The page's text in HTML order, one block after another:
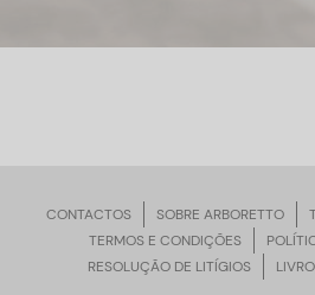
CONTACTOS SOBRE ARBORETTO
TERMOS E CONDIÇÕES
RESOLUÇÃO DE LITÍGIOS